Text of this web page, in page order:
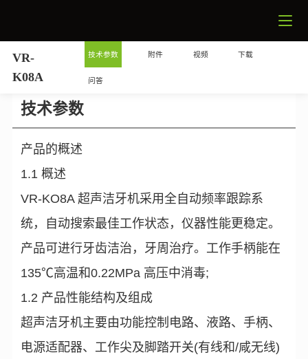
VR-
K08A
技术参数 附件 视频 下载
问答
技术参数
产品的概述
1.1 概述
VR-KO8A 超声洁牙机采用全自动频率跟踪系
统，自动搜索最佳工作状态，仪器性能更稳定。
产品可进行牙齿洁治，牙周治疗。工作手柄能在
135℃高温和0.22MPa 高压中消毒;
1.2 产品性能结构及组成
超声洁牙机主要由功能控制电路、液路、手柄、
电源适配器、工作尖及脚踏开关(有线和/咸无线)